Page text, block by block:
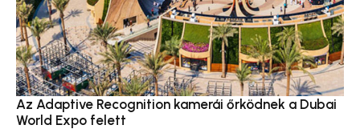
Az Adaptive Recognition kamerái őrködnek a Dubai
World Expo felett